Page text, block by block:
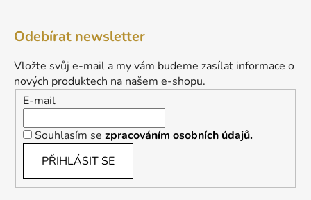
Odebírat newsletter
Vložte svůj e-mail a my vám budeme zasílat informace o
nových produktech na našem e-shopu.
E-mail
Souhlasím se zpracováním osobních údajů.
PŘIHLÁSIT SE